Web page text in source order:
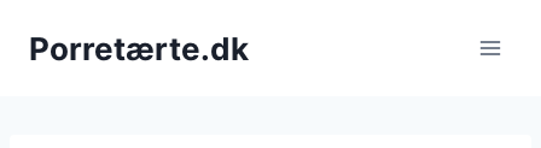
Porretærte.dk